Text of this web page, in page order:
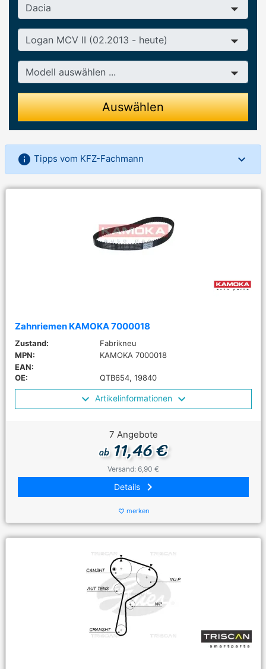
Baureihe
Modell
Auswählen
info Tipps vom KFZ-Fachmann
Zahnriemen KAMOKA 7000018
Zustand:
Fabrikneu
MPN:
KAMOKA 7000018
EAN:
OE:
QTB654, 19840
Artikelinformationen
7 Angebote
ab11,46 €
Versand: 6,90 €
Details keyboard_arrow_right
favorite_border merken